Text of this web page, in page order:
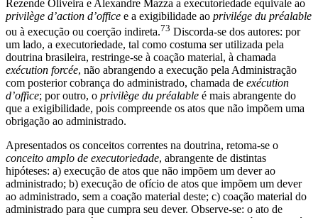
Rezende Oliveira e Alexandre Mazza a executoriedade equivale ao
privilège d’action d’office e a exigibilidade ao privilége du préalable
ou à execução ou coerção indireta.73 Discorda-se dos autores: por
um lado, a executoriedade, tal como costuma ser utilizada pela
doutrina brasileira, restringe-se à coação material, à chamada
exécution forcée, não abrangendo a execução pela Administração
com posterior cobrança do administrado, chamada de exécution
d’office; por outro, o privilège du préalable é mais abrangente do
que a exigibilidade, pois compreende os atos que não impõem uma
obrigação ao administrado.
Apresentados os conceitos correntes na doutrina, retoma-se o
conceito amplo de executoriedade, abrangente de distintas
hipóteses: a) execução de atos que não impõem um dever ao
administrado; b) execução de ofício de atos que impõem um dever
ao administrado, sem a coação material deste; c) coação material do
administrado para que cumpra seu dever. Observe-se: o ato de